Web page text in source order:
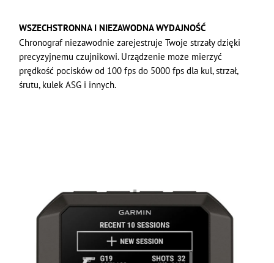
WSZECHSTRONNA I NIEZAWODNA WYDAJNOŚĆ
Chronograf niezawodnie zarejestruje Twoje strzały dzięki
precyzyjnemu czujnikowi. Urządzenie może mierzyć
prędkość pocisków od 100 fps do 5000 fps dla kul, strzał,
śrutu, kulek ASG i innych.